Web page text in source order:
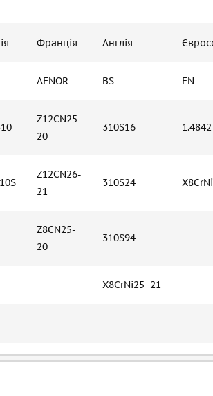
Франція Англія
AFNOR BS EN
Z12CN25-
20
310S16 1.4842
Z12CN26-
21
310S24
Z8CN25-
20
310S94
X8CrNi25−21